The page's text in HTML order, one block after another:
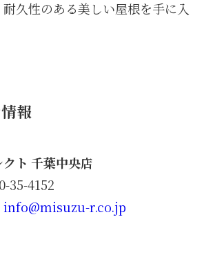
久性のある美しい屋根を手に入
報
ト 千葉中央店
35-4152
info@misuzu-r.co.jp